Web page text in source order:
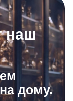
наш
дому.